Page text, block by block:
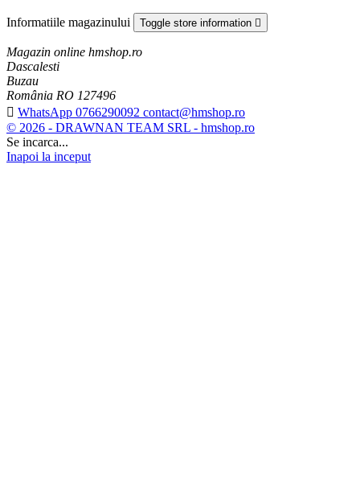
Informatiile magazinului Toggle store information 
Magazin online hmshop.ro
Dascalesti
Buzau
România RO 127496
 WhatsApp 0766290092 contact@hmshop.ro
© 2026 - DRAWNAN TEAM SRL - hmshop.ro
Se incarca...
Inapoi la inceput